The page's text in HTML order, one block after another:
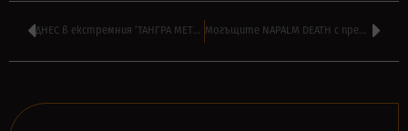
ДНЕС в екстремния ‘ТАНГРА МЕТЪЛ ШОК’ на ВАСИЛ ВЪРБАНОВ от 14:00 Могъщите NAPALM DEATH с премиера на ново видео ‘Contagion’